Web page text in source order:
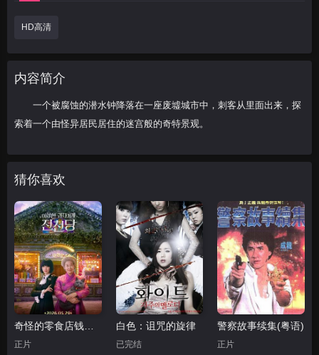
HD高清
内容简介
一个被腐蚀的潜水钟降落在一座废墟城市中，刺客从里面出来，探
索着一个由怪异居民居住的迷宫般的奇特景观。
猜你喜欢
奇怪的零食店钱天堂
正片
白色：诅咒的旋律
已完结
警察故事续集(粤语)
正片